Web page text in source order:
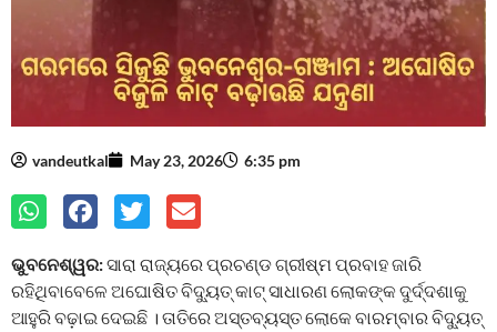
vandeutkal May 23, 2026 6:35 pm
ଭୁବନେଶ୍ୱର:ସାରା ରାଜ୍ୟରେ ପ୍ରଚଣ୍ଡ ଗ୍ରୀଷ୍ମ ପ୍ରବାହ ଜାରି
ରହିଥିବାବେଳେ ଅଘୋଷିତ ବିଦ୍ୟୁତ୍ କାଟ୍ ସାଧାରଣ ଲୋକଙ୍କ ଦୁର୍ଦ୍ଦଶାକୁ
ଆହୁରି ବଢ଼ାଇ ଦେଇଛି । ତାତିରେ ଅସ୍ତବ୍ୟସ୍ତ ଲୋକେ ବାରମ୍ବାର ବିଦ୍ୟୁତ୍